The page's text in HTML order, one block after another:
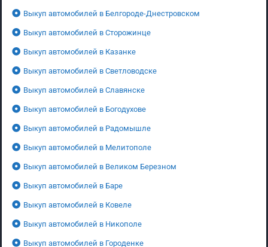
Выкуп автомобилей в Белгороде-Днестровском
Выкуп автомобилей в Сторожинце
Выкуп автомобилей в Казанке
Выкуп автомобилей в Светловодске
Выкуп автомобилей в Славянске
Выкуп автомобилей в Богодухове
Выкуп автомобилей в Радомышле
Выкуп автомобилей в Мелитополе
Выкуп автомобилей в Великом Березном
Выкуп автомобилей в Баре
Выкуп автомобилей в Ковеле
Выкуп автомобилей в Никополе
Выкуп автомобилей в Городенке